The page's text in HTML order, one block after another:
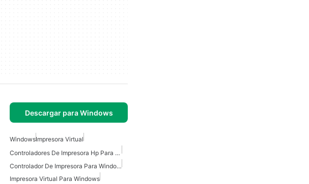
Descargar para Windows
WindowsImpresora Virtual
Controladores De Impresora Hp Para Windows
Controlador De Impresora Para Windows 10
Impresora Virtual Para Windows